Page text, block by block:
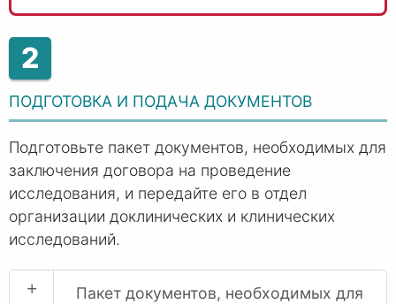
2
ПОДГОТОВКА И ПОДАЧА ДОКУМЕНТОВ
Подготовьте пакет документов, необходимых для
заключения договора на проведение
исследования, и передайте его в отдел
организации доклинических и клинических
исследований.
+
Пакет документов, необходимых для